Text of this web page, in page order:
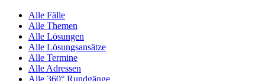
Alle Fälle
Alle Themen
Alle Lösungen
Alle Lösungsansätze
Alle Termine
Alle Adressen